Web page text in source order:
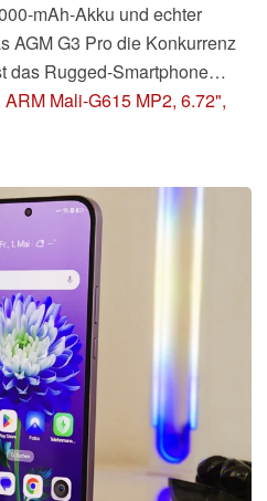
mAh-Akku und echter
AGM G3 Pro die Konkurrenz
das Rugged-Smartphone
und beim Outdoor-
Mali-G615 MP2, 6.72",